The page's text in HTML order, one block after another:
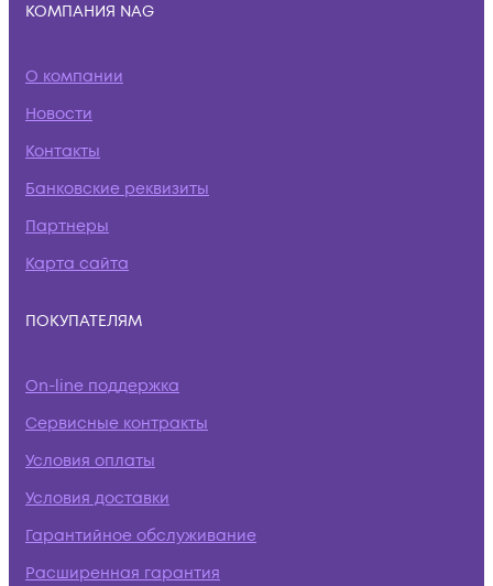
КОМПАНИЯ NAG
О компании
Новости
Контакты
Банковские реквизиты
Партнеры
Карта сайта
ПОКУПАТЕЛЯМ
On-line поддержка
Сервисные контракты
Условия оплаты
Условия доставки
Гарантийное обслуживание
Расширенная гарантия